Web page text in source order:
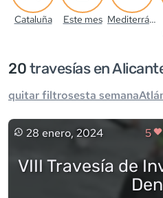
Cataluña Este mes Mediterráneo
20 travesías en
quitar filtrosesta semana
28 enero, 2024 5
VIII Travesía de